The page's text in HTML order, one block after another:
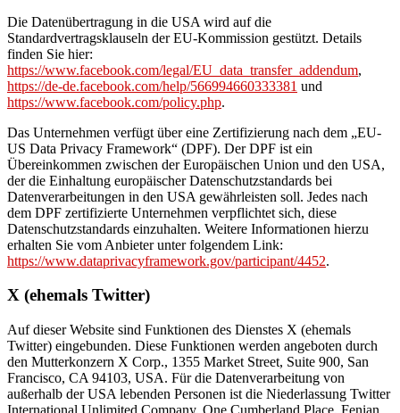
Die Datenübertragung in die USA wird auf die
Standardvertragsklauseln der EU-Kommission gestützt. Details
finden Sie hier:
https://www.facebook.com/legal/EU_data_transfer_addendum,
https://de-de.facebook.com/help/566994660333381 und
https://www.facebook.com/policy.php.
Das Unternehmen verfügt über eine Zertifizierung nach dem „EU-
US Data Privacy Framework“ (DPF). Der DPF ist ein
Übereinkommen zwischen der Europäischen Union und den USA,
der die Einhaltung europäischer Datenschutzstandards bei
Datenverarbeitungen in den USA gewährleisten soll. Jedes nach
dem DPF zertifizierte Unternehmen verpflichtet sich, diese
Datenschutzstandards einzuhalten. Weitere Informationen hierzu
erhalten Sie vom Anbieter unter folgendem Link:
https://www.dataprivacyframework.gov/participant/4452.
X (ehemals Twitter)
Auf dieser Website sind Funktionen des Dienstes X (ehemals
Twitter) eingebunden. Diese Funktionen werden angeboten durch
den Mutterkonzern X Corp., 1355 Market Street, Suite 900, San
Francisco, CA 94103, USA. Für die Datenverarbeitung von
außerhalb der USA lebenden Personen ist die Niederlassung Twitter